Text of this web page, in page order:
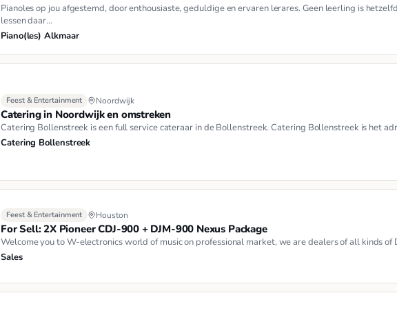
Pianoles op jou afgestemd, door enthousiaste, geduldige en ervaren lerares. Geen leerling is
lessen daar…
Piano(les) Alkmaar
Feest & Entertainment Noordwijk
Catering in Noordwijk en omstreken
Catering Bollenstreek is een full service cateraar in de Bollenstreek. Catering Bollenstreek is het
Catering Bollenstreek
Feest & Entertainment Houston
For Sell: 2X Pioneer CDJ-900 + DJM-900 Nexus Package
Welcome you to W-electronics world of music on professional market, we are dealers of all kinds of
Sales